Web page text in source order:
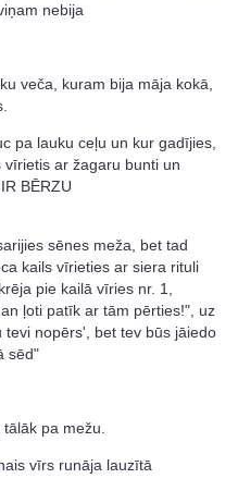
nebija
veča, kuram bija māja kokā,
pa lauku ceļu un kur gadījies,
ar žagaru bunti un
BĒRZU
sēnes meža, bet tad
kails vīrieties ar siera rituli
pie kailā vīries nr. 1,
ļoti patīk ar tām pērties!", uz
tevi nopērs', bet tev būs jāiedo
sēd"
pa mežu.
vīrs runāja lauzītā